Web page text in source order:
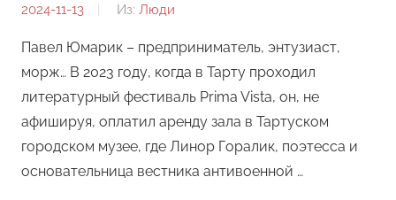
2024-11-13
От:
Из: Люди
Павел Юмарик – предприниматель, энтузиаст,
морж… В 2023 году, когда в Тарту проходил
литературный фестиваль Prima Vista, он, не
афишируя, оплатил аренду зала в Тартуском
городском музее, где Линор Горалик, поэтесса и
основательница вестника антивоенной …